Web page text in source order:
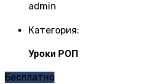
admin
Категория:
Уроки РОП
Бесплатно